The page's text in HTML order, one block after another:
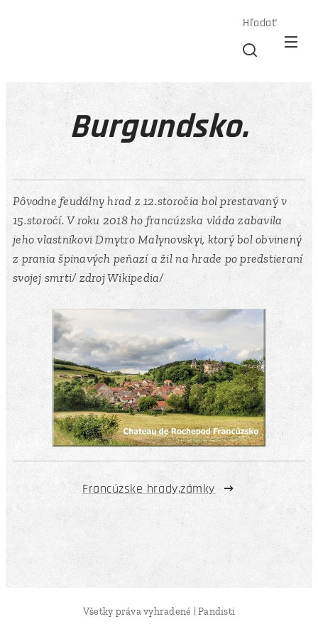
Hľadať
Burgundsko.
Pôvodne feudálny hrad z 12.storočia bol prestavaný v
15.storočí. V roku 2018 ho francúzska vláda zabavila
jeho vlastníkovi Dmytro Malynovskyi, ktorý bol obvinený
z prania špinavých peňazí a žil na hrade po predstieraní
svojej smrti/ zdroj Wikipedia/
Francúzske hrady,zámky
Všetky práva vyhradené | Pandisti